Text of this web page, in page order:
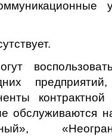
обслуживаются